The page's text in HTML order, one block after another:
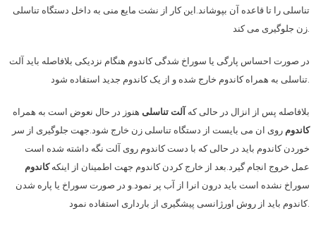
تناسلی را تا قاعده آن بپوشاند.این کار از نشت مایع منی به داخل دستگاه تناسلی
زن جلوگیری می کند.
در صورت احساس پارگی یا سوراخ شدگی کاندوم هنگام نزدیکی بلافاصله باید آلت
تناسلی به همراه کاندوم خارج شده و از یک کاندوم جدید استفاده شود.
بلافاصله پس از انزال در حالی که آلت تناسلی هنوز در حال نعوض است به همراه
کاندوم روی ان می بایست از دستگاه تناسلی زن خارج شود.جهت جلوگیری از سر
خوردن کاندوم باید در حالی که با دست کاندوم روی آلت نگه داشته شده است
عمل خروج انجام گیرد.بعد از خارج کردن کاندوم جهت اطمینان از اینکهکاندوم
سوراخ نشده است باید درون انرا از آب پر نمود.و در صورت سوراخ یا پاره شدن
کاندوم باید از روش اورژانسی پیشگیری از بارداری استفاده نمود.